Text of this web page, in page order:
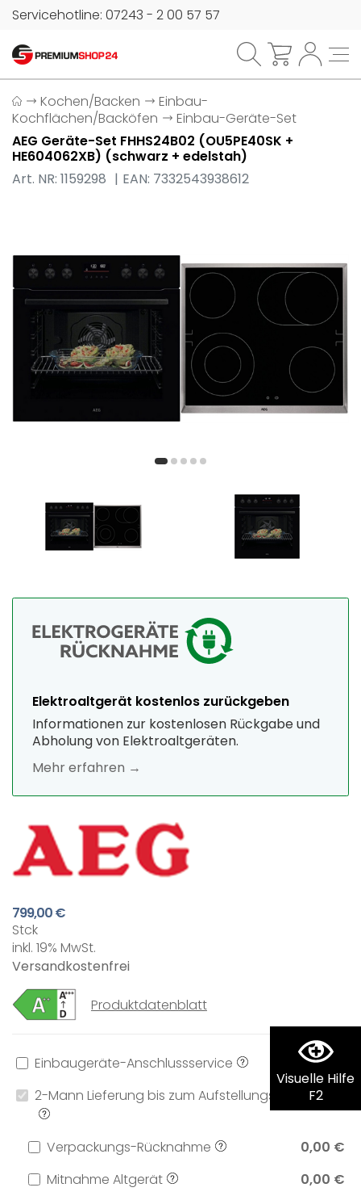
Visuelle Hilfe
F2
Servicehotline: 07243 - 2 00 57 57
Kochen/Backen
Einbau-
Kochflächen/Backöfen
Einbau-Geräte-Set
AEG Geräte-Set FHHS24B02 (OU5PE40SK +
HE604062XB) (schwarz + edelstah)
Art. NR: 1159298
EAN: 7332543938612
Elektroaltgerät kostenlos zurückgeben
Informationen zur kostenlosen Rückgabe und
Abholung von Elektroaltgeräten.
Mehr erfahren →
799,00 €
Stck
inkl. 19% MwSt.
Versandkostenfrei
Produktdatenblatt
Einbaugeräte-Anschlussservice
199,00 €
2-Mann Lieferung bis zum Aufstellungsort
0,00 €
Verpackungs-Rücknahme
0,00 €
Mitnahme Altgerät
0,00 €